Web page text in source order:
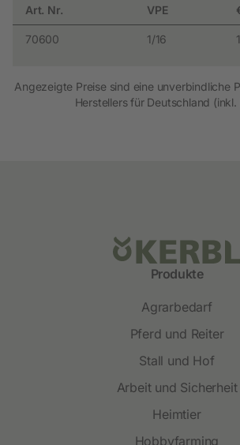
Art. Nr. VPE
70600 1/16
Angezeigte Preise sind eine unverbindliche
Herstellers für Deutschland (inkl.
Produkte
Agrarbedarf
Pferd und Reiter
Stall und Hof
Arbeit und Sicherheit
Heimtier
Hobbyfarming